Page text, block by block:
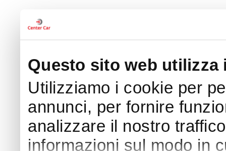
Questo sito web utilizza
Utilizziamo i cookie per
annunci, per fornire
analizzare il nostro
informazioni sul modo in